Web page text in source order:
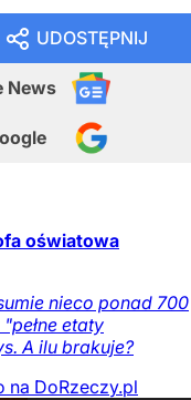
UDOSTĘPNIJ
News
oświatowa
nieco ponad 700
etaty
A ilu brakuje?
na DoRzeczy.pl